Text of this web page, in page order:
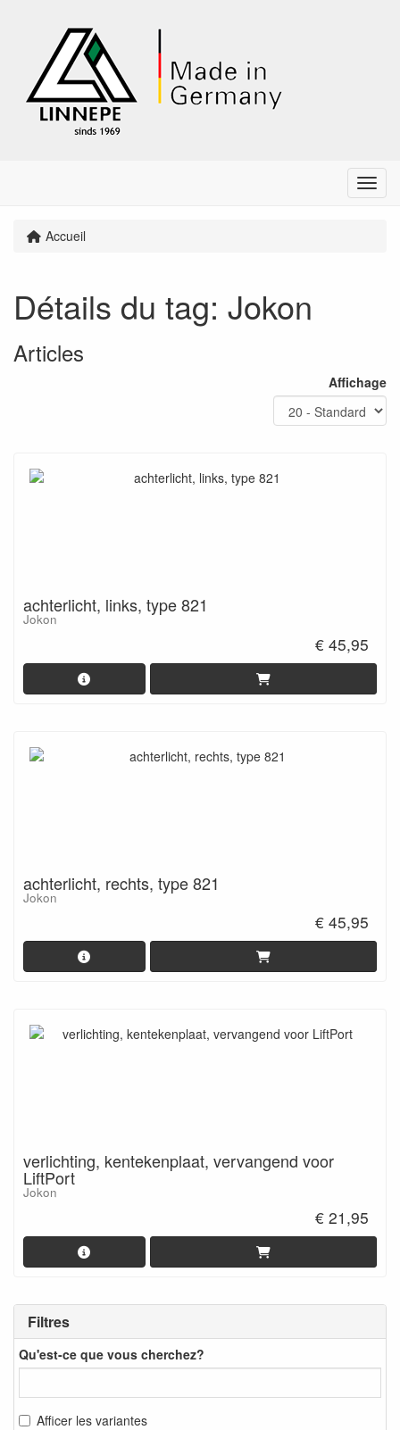
Menu
Filtres
Qu'est-ce que vous cherchez?
Afficer les variantes
Accueil
Détails du tag: Jokon
Articles
Affichage
achterlicht, links, type 821
Jokon
€ 45,95
achterlicht, rechts, type 821
Jokon
€ 45,95
verlichting, kentekenplaat, vervangend voor
LiftPort
Jokon
€ 21,95